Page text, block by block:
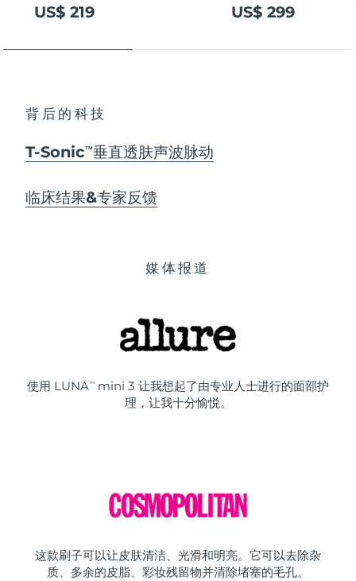
US$ 219 US$ 299
背后的科技
T-SonicTM 垂直透肤声波脉动
临床结果&专家反馈
媒体报道
使用 LUNATM
mini 3 让我想起了由专业人士进行的面部护
理，让我十分愉悦。
这款刷子可以让皮肤清洁、光滑和明亮。它可以去除杂
质、多余的皮脂、彩妆残留物并清除堵塞的毛孔。